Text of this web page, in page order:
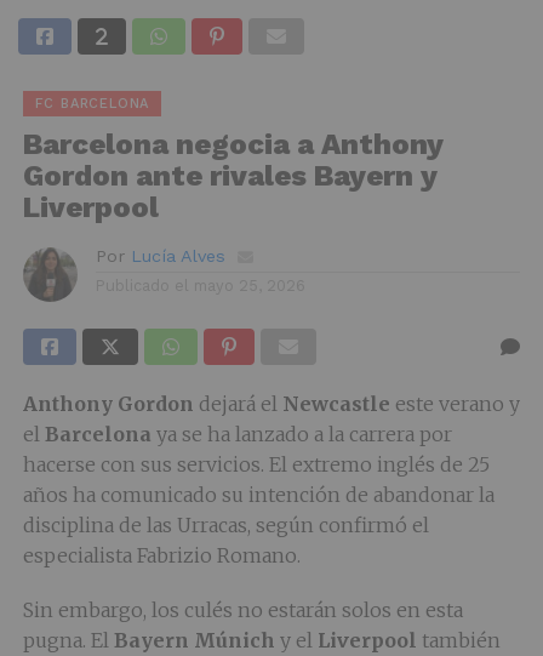
FC BARCELONA
Barcelona negocia a Anthony
Gordon ante rivales Bayern y
Liverpool
Por Lucía Alves
Anthony Gordon dejará el Newcastle este verano y
el Barcelona ya se ha lanzado a la carrera por
hacerse con sus servicios. El extremo inglés de 25
años ha comunicado su intención de abandonar la
disciplina de las Urracas, según confirmó el
especialista Fabrizio Romano.
Sin embargo, los culés no estarán solos en esta
pugna. El Bayern Múnich y el Liverpool también